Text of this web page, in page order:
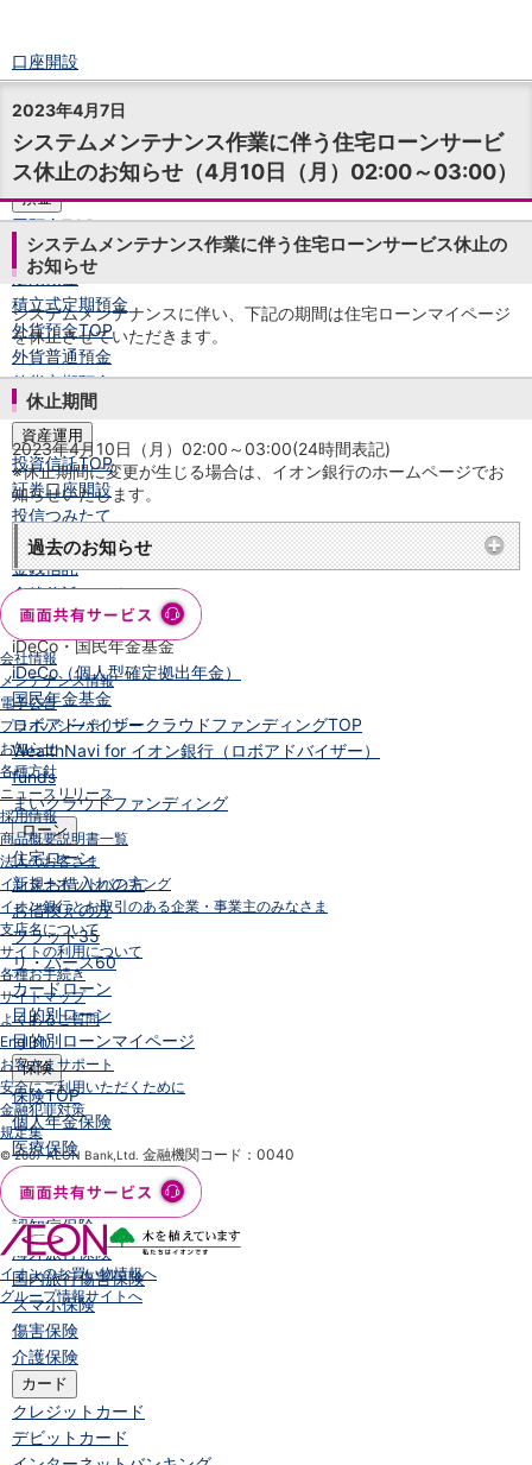
口座開設
ログイン
チャット
メニュー
商品・サービス
預金
円預金TOP
普通預金
定期預金
積立式定期預金
外貨預金TOP
外貨普通預金
外貨定期預金
外貨普通預金積立
資産運用
投資信託TOP
証券口座開設
投信つみたて
NISA
金銭信託
金銭信託のしくみ
取扱商品一覧
iDeCo・国民年金基金
iDeCo（個人型確定拠出年金）
国民年金基金
ロボアドバイザークラウドファンディングTOP
WealthNavi for イオン銀行（ロボアドバイザー）
funds
まいクラウドファンディング
ローン
住宅ローン
新規お借入れの方
お借換えの方
フラット35
リ・バース60
カードローン
目的別ローン
目的別ローンマイページ
保険
保険TOP
個人年金保険
医療保険
がん保険
就業不能保険
認知症保険
海外旅行保険
国内旅行傷害保険
スマホ保険
傷害保険
介護保険
カード
クレジットカード
デビットカード
2023年4月7日
システムメンテナンス作業に伴う住宅ローンサービ
ス休止のお知らせ（4月10日（月）02:00～03:00）
システムメンテナンス作業に伴う住宅ローンサービス休止の
お知らせ
システムメンテナンスに伴い、下記の期間は住宅ローンマイページ
を休止させていただきます。
休止期間
2023年4月10日（月）02:00～03:00(24時間表記)
※休止期間に変更が生じる場合は、イオン銀行のホームページでお
知らせいたします。
過去のお知らせ
会社情報
メンテナンス情報
電子公告
プライバシーポリシー
お知らせ
各種方針
ニュースリリース
採用情報
商品概要説明書一覧
法人のお客さま
インターネットバンキング
イオン銀行とお取引のある企業・事業主のみなさま
支店名について
サイトの利用について
各種お手続き
サイトマップ
よくあるご質問
English
お客さまサポート
安全にご利用いただくために
金融犯罪対策
規定集
© 2007 AEON Bank,Ltd. 金融機関コード：0040
イオンのお買い物情報へ
グループ情報サイトへ